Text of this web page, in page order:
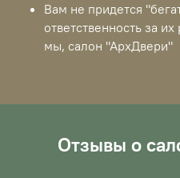
Вам не придется
ответственность за
мы, салон "АрхДвери"
Отзывы о